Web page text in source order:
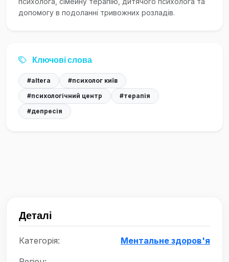
допомогу в подоланні тривожних розладів.
Ключові слова
#altera
#психолог київ
#психологічний центр
#терапія
#депресія
Деталі
Категорія: Ментальне здоров'я